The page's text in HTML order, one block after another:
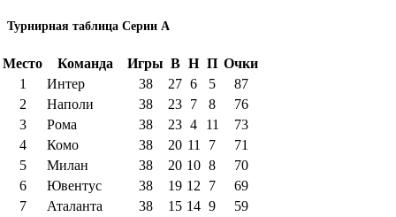
Турнирная таблица Серии А
Место Команда Игры В Н П Очки
1
Интер 38 27 6 5
87
2
Наполи 38 23 7 8
76
3
Рома 38 23 4 11
73
4
Комо 38 20 11 7
71
5
Милан 38 20 10 8
70
6
Ювентус 38 19 12 7
69
7
Аталанта 38 15 14 9
59